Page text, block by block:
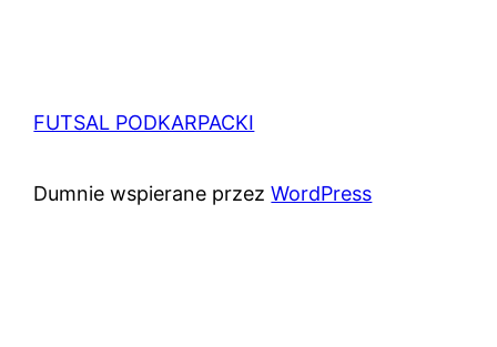
FUTSAL PODKARPACKI
Dumnie wspierane przezWordPress